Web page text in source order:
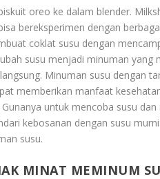
oreo ke dalam blender.
bereksperimen dengan
coklat susu dengan
susu menjadi minuman
Minuman susu dengan
memberikan manfaat
untuk mencoba susu
kebosanan dengan susu
susu.
MINAT MEMINUM